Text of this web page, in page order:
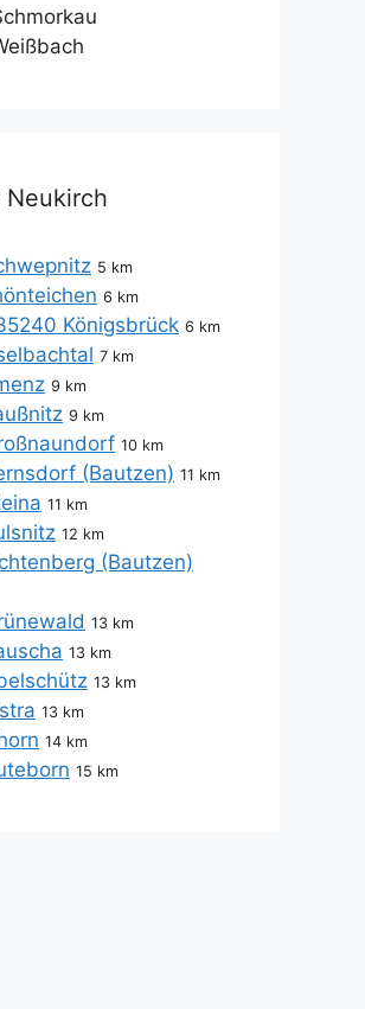
Neukirch
5 km
6 km
Königsbrück 6 km
7 km
9 km
9 km
10 km
(Bautzen) 11 km
11 km
12 km
(Bautzen)
13 km
13 km
13 km
13 km
14 km
15 km